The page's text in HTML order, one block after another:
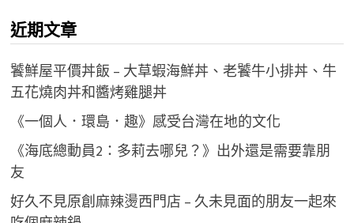
字:
近期文章
饕鮮屋平價丼飯 – 大草蝦海鮮丼、老饕牛小排丼、牛
五花燒肉丼和醬烤雞腿丼
《一個人．環島．趣》感受台灣在地的文化
《海底總動員2：多莉去哪兒？》出外還是需要靠朋
友
好久不見原創麻辣燙西門店 – 久未見面的朋友一起來